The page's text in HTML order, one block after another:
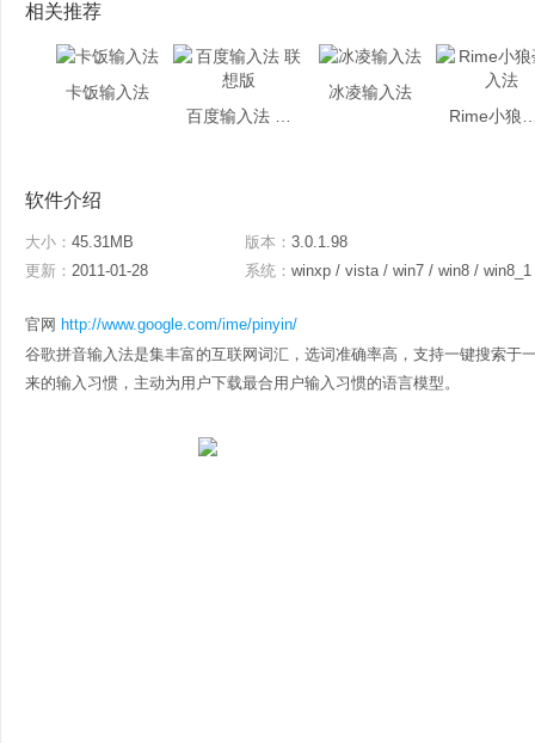
相关推荐
卡饭输入法
冰凌输入法
软件介绍
大小： 45.31MB 版本： 3.0.1.98
更新： 2011-01-28 系统： winxp / vista / win7 / win8 / win8_1
官网 http://www.google.com/ime/pinyin/
谷歌拼音输入法是集丰富的互联网词汇，选词准确率高，支持一键搜索于
来的输入习惯，主动为用户下载最合用户输入习惯的语言模型。